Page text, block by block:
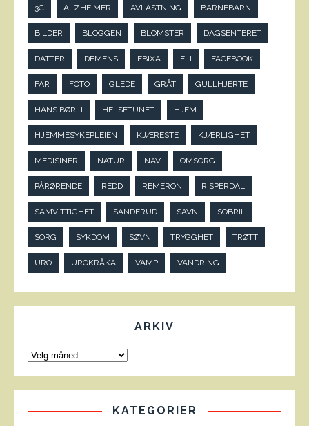
3C ALZHEIMER AVLASTNING BARNEBARN
BILDER BLOGGEN BLOMSTER DAGSENTERET
DATTER DEMENS EBIXA ELI FACEBOOK
FAR FOTO GLEDE GRÅT GULLHJERTE
HANS BØRLI HELSETUNET HJEM
HJEMMESYKEPLEIEN KJÆRESTE KJÆRLIGHET
MEDISINER NATUR NAV OMSORG
PÅRØRENDE REDD REMERON RISPERDAL
SAMVITTIGHET SANDERUD SAVN SOBRIL
SORG SYKDOM SØVN TRYGGHET TRØTT
URO UROKRÅKA VAMP VANDRING
ARKIV
KATEGORIER